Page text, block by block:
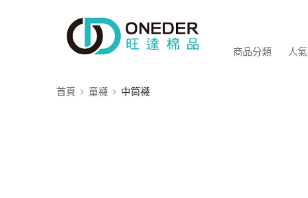
商品分類 人
首頁 童襪 中筒襪